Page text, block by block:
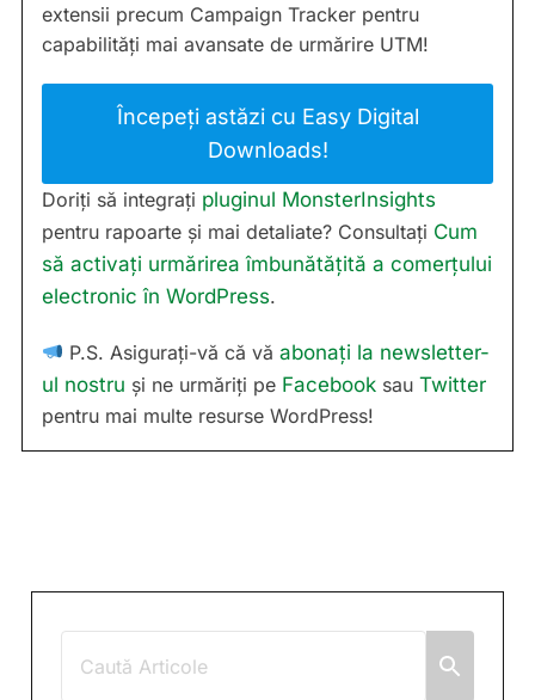
extensii precum Campaign Tracker pentru
capabilități mai avansate de urmărire UTM!
Începeți astăzi cu Easy Digital
Downloads!
Doriți să integrați pluginul MonsterInsights
pentru rapoarte și mai detaliate? Consultați Cum
să activați urmărirea îmbunătățită a comerțului
electronic în WordPress.
P.S. Asigurați-vă că văabonați la newsletter-
ul nostru și ne urmăriți pe Facebook sau Twitter
pentru mai multe resurse WordPress!